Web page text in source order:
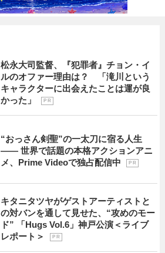
松永大司監督、『犯罪者』チョン・イ
ルのオファー理由は？ 「滝川という
キャラクターに出会えたことは運が良
かった」
P R
“おっさん剣聖”の一太刀に宿る人生
―― 世界で話題の本格アクションアニ
メ、Prime Videoで独占配信中
P R
キタニタツヤがゲストアーティストと
の対バンを通して見せた、“攻めのモー
ド” 「Hugs Vol.6」神戸公演＜ライブ
レポート＞
P R